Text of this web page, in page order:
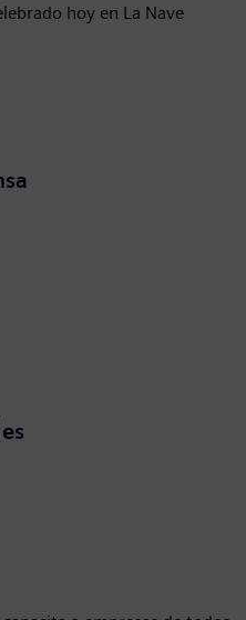
hoy en La Nave